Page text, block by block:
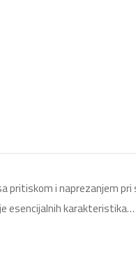
pritiskom i naprezanjem
esencijalnih karakteristika…